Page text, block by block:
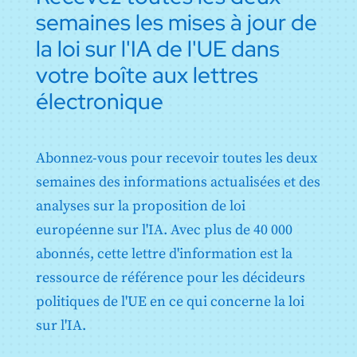
Annexe VI : Procédure d'évaluation de la conformité
basée sur le contrôle interne
Annexe VII : Conformité sur la base d'une évaluation
du système de gestion de la qualité et d'une
évaluation de la documentation technique
Annexe VIII : Informations à fournir lors de
l'enregistrement des systèmes d'IA à haut risque
Annexe IX : Informations à fournir lors de
l'enregistrement des systèmes d'IA à haut risque
énumérés à l'annexe III en ce qui concerne les essais
Annexe X : Actes législatifs de l'Union sur les
systèmes d'information à grande échelle dans le
Annexe XI : Documentation technique visée à l'article
53, paragraphe 1, point a) - Documentation technique
destinée aux fournisseurs de modèles d'IA à usage
général
Annexe XII : Informations relatives à la transparence
semaines les mises à jour de
la loi sur l'IA de l'UE dans
votre boîte aux lettres
électronique
Abonnez-vous pour recevoir toutes les deux
semaines des informations actualisées et des
analyses sur la proposition de loi
européenne sur l'IA. Avec plus de 40 000
abonnés, cette lettre d'information est la
ressource de référence pour les décideurs
politiques de l'UE en ce qui concerne la loi
sur l'IA.